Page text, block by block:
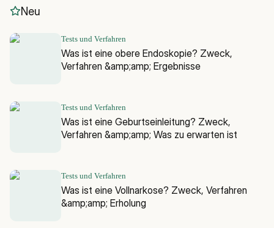
Neu
Tests und Verfahren
Was ist eine obere Endoskopie? Zweck,
Verfahren &amp;amp; Ergebnisse
Tests und Verfahren
Was ist eine Geburtseinleitung? Zweck,
Verfahren &amp;amp; Was zu erwarten ist
Tests und Verfahren
Was ist eine Vollnarkose? Zweck, Verfahren
&amp;amp; Erholung